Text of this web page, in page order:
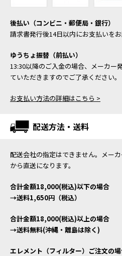
後払い（コンビニ・郵便局・銀行）
請求書発行後14日以内にお支払いをお
ゆうちょ振替（前払い）
13:30以降のご入金の場合、メーカー
ていただきますのでご了承ください。
お支払い方法の詳細はこちら >
配送方法・送料
配送会社の指定はできません。メー
から直送になります。
合計金額18,000(税込)以下の場合
→送料1,650円（税込）
合計金額18,000(税込)以上の場合
→送料無料(沖縄・離島は除く)
エレメント（フィルター）ご注文の